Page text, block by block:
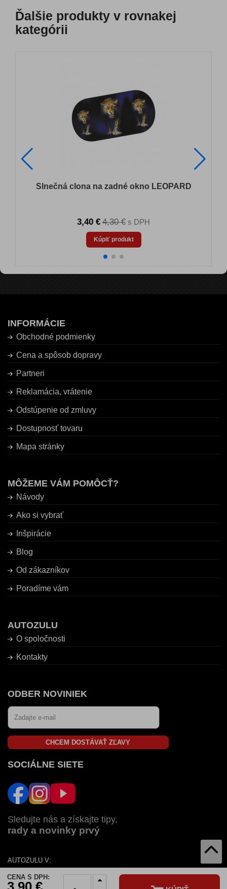
CENA S DPH:
Ďalšie produkty v rovnakej
kategórii
Slnečná clona na zadné okno LEOPARD
3,40 € 4,30 € s DPH
Kúpiť produkt
INFORMÁCIE
Obchodné podmienky
Cena a spôsob dopravy
Partneri
Reklamácia, vrátenie
Odstúpenie od zmluvy
Dostupnosť tovaru
Mapa stránky
MÔŽEME VÁM POMÔCŤ?
Návody
Ako si vybrať
Inšpirácie
Blog
Od zákazníkov
Poradíme vám
AUTOZULU
O spoločnosti
Kontakty
ODBER NOVINIEK
CHCEM DOSTÁVAŤ ZĽAVY
SOCIÁLNE SIETE
Sledujte nás a získajte tipy,
rady a novinky prvý
AUTOZULU V:
SKCZ HUROBG